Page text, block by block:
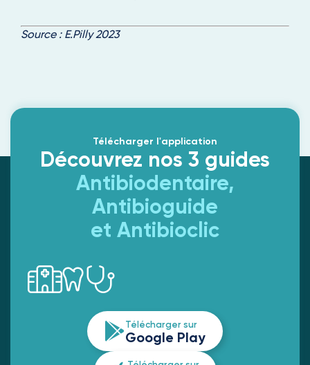
Source : E.Pilly 2023
Télécharger l'application
Découvrez nos 3 guides
Antibiodentaire,
Antibioguide
et Antibioclic
Télécharger sur
Google Play